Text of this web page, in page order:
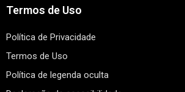
Termos de Uso
Política de Privacidade
Termos de Uso
Política de legenda oculta